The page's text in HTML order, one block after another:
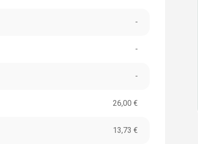
-
-
-
26,00 €
13,73 €